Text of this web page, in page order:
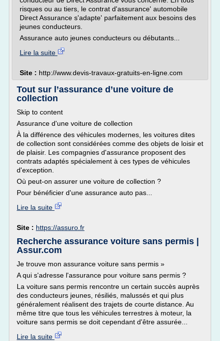
risques ou au tiers, le contrat d'assurance' automobile
Direct Assurance s'adapte' parfaitement aux besoins des
jeunes conducteurs.
Assurance auto jeunes conducteurs ou débutants...
Lire la suite
Site : http://www.devis-travaux-gratuits-en-ligne.com
Tout sur l’assurance d’une voiture de
collection
Skip to content
Assurance d'une voiture de collection
À la différence des véhicules modernes, les voitures dites
de collection sont considérées comme des objets de loisir et
de plaisir. Les compagnies d'assurance proposent des
contrats adaptés spécialement à ces types de véhicules
d'exception.
Où peut-on assurer une voiture de collection ?
Pour bénéficier d'une assurance auto pas...
Lire la suite
Site : https://assuro.fr
Recherche assurance voiture sans permis |
Assur.com
Je trouve mon assurance voiture sans permis »
A qui s'adresse l'assurance pour voiture sans permis ?
La voiture sans permis rencontre un certain succès auprès
des conducteurs jeunes, résiliés, malussés et qui plus
généralement réalisent des trajets de courte distance. Au
même titre que tous les véhicules terrestres à moteur, la
voiture sans permis se doit cependant d'être assurée...
Lire la suite